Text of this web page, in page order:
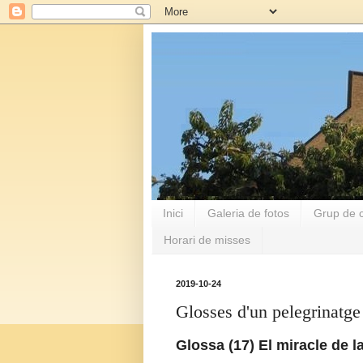
Inici Galeria de fotos Grup de
Horari de misses
2019-10-24
Glosses d'un
Glossa (17) El miracle de